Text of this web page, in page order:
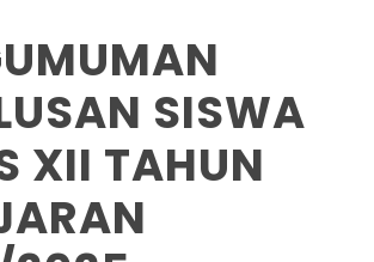
SISWA
XII TAHUN